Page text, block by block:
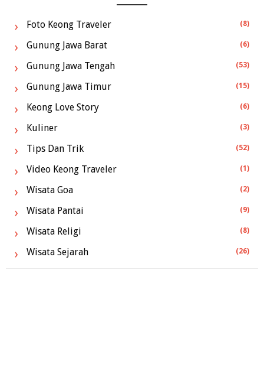
Foto Keong Traveler (8)
Gunung Jawa Barat (6)
Gunung Jawa Tengah (53)
Gunung Jawa Timur (15)
Keong Love Story (6)
Kuliner (3)
Tips Dan Trik (52)
Video Keong Traveler (1)
Wisata Goa (2)
Wisata Pantai (9)
Wisata Religi (8)
Wisata Sejarah (26)